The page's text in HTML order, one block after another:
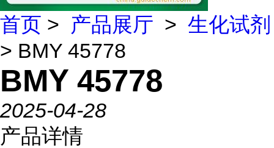
首页 > 产品展厅 > 生化试剂
> BMY 45778
BMY 45778
2025-04-28
产品详情